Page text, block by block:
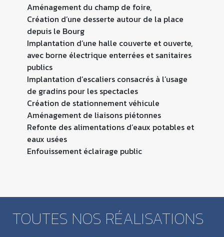
Aménagement du champ de foire,
Création d’une desserte autour de la place
depuis le Bourg
Implantation d’une halle couverte et ouverte,
avec borne électrique enterrées et sanitaires
publics
Implantation d’escaliers consacrés à l’usage
de gradins pour les spectacles
Création de stationnement véhicule
Aménagement de liaisons piétonnes
Refonte des alimentations d’eaux potables et
eaux usées
Enfouissement éclairage public
TOUTES NOS RÉALISATIONS